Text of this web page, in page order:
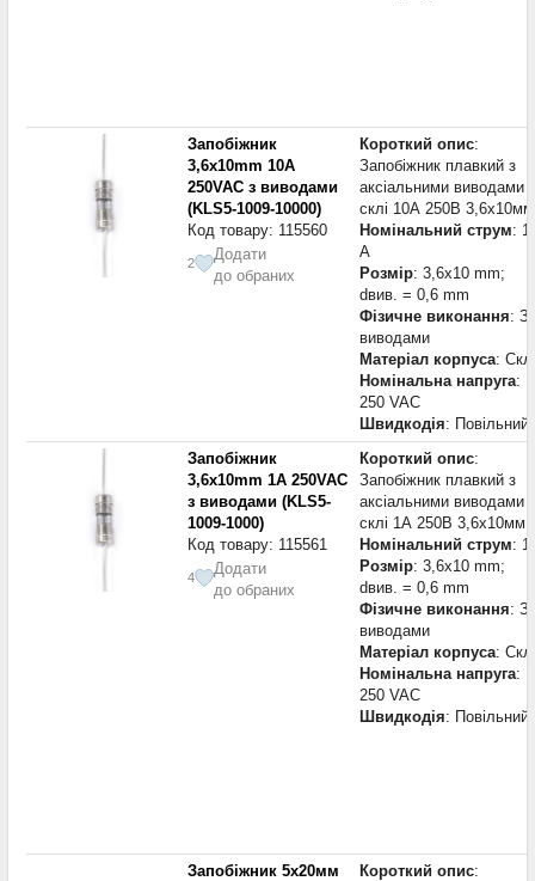
Запобіжник
3,6x10mm 10А
250VAC з виводами
(KLS5-1009-10000)
Код товару: 115560
2
Додати
до обраних
Короткий опис:
Запобіжник плавкий з
аксіальними виводами
склі 10А 250В 3,6х10мм
Номінальний струм:
А
Розмір: 3,6x10 mm;
dвив. = 0,6 mm
Фізичне виконання: З
виводами
Матеріал корпуса:
Номінальна напруга:
250 VAC
Швидкодія: Повільний
Запобіжник
3,6x10mm 1А 250VAC
з виводами (KLS5-
1009-1000)
Код товару: 115561
4
Додати
до обраних
Короткий опис:
Запобіжник плавкий з
аксіальними виводами
склі 1А 250В 3,6х10мм
Номінальний струм: 1
Розмір: 3,6x10 mm;
dвив. = 0,6 mm
Фізичне виконання: З
виводами
Матеріал корпуса:
Номінальна напруга:
250 VAC
Швидкодія: Повільний
Запобіжник 5х20мм
Короткий опис: